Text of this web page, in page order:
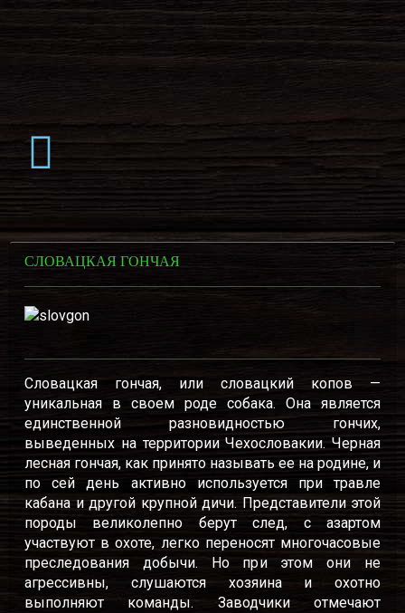
СЛОВАЦКАЯ ГОНЧАЯ
Словацкая гончая, или словацкий копов —
уникальная в своем роде собака. Она является
единственной разновидностью гончих,
выведенных на территории Чехословакии. Черная
лесная гончая, как принято называть ее на родине, и
по сей день активно используется при травле
кабана и другой крупной дичи. Представители этой
породы великолепно берут след, с азартом
участвуют в охоте, легко переносят многочасовые
преследования добычи. Но при этом они не
агрессивны, слушаются хозяина и охотно
выполняют команды. Заводчики отмечают